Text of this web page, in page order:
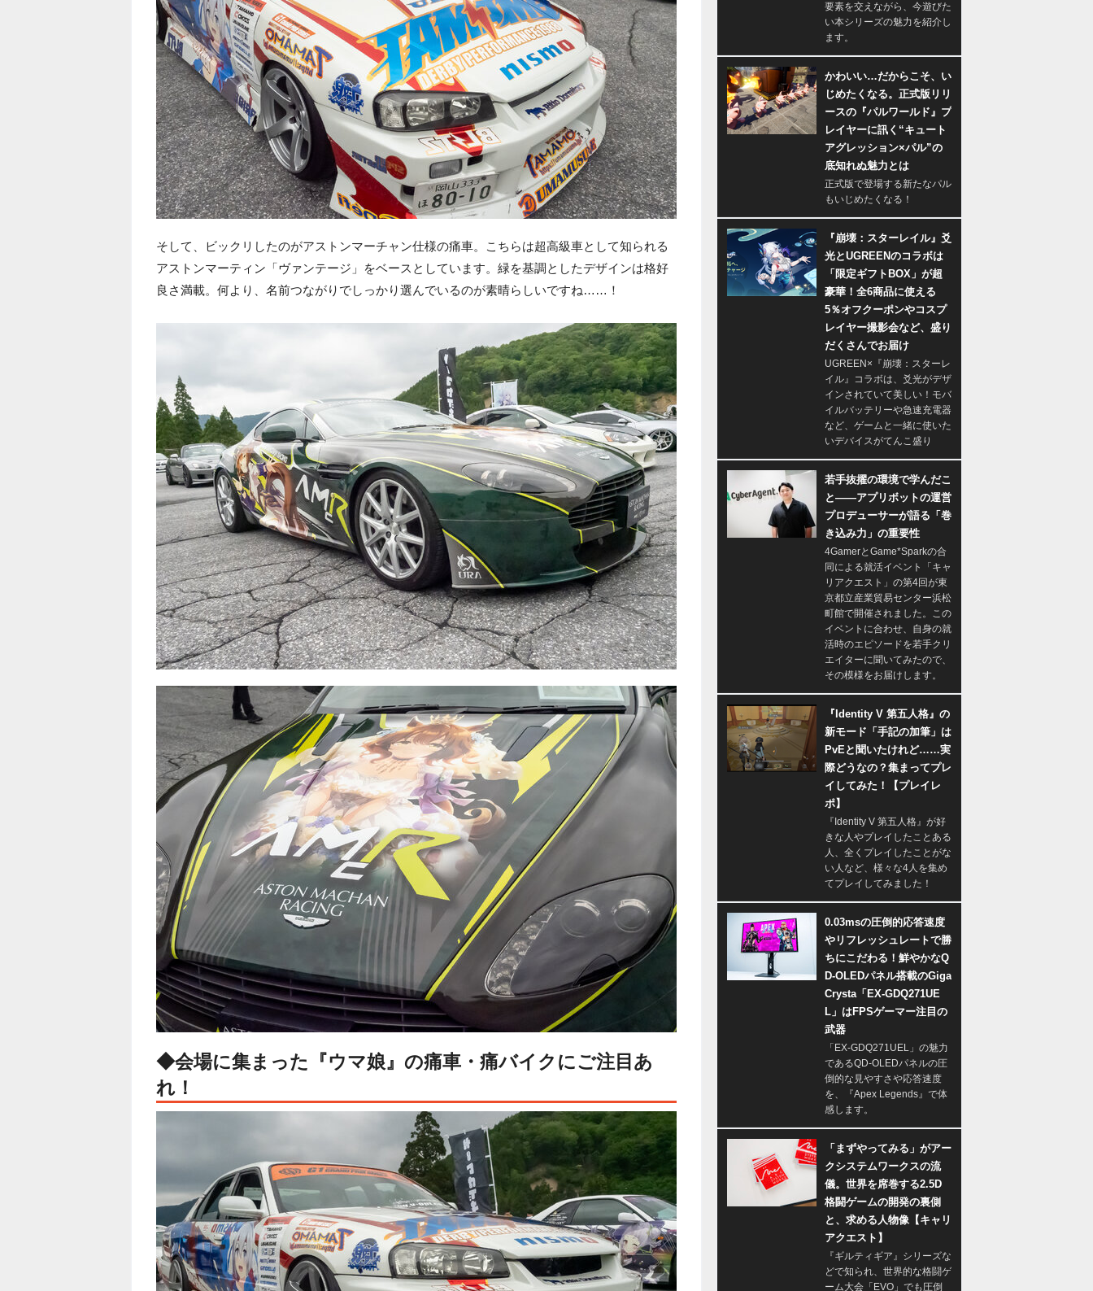
そして、ビックリしたのがアストンマーチャン仕様の痛車。こちらは超高級車として知られる
アストンマーティン「ヴァンテージ」をベースとしています。緑を基調としたデザインは格好
良さ満載。何より、名前つながりでしっかり選んでいるのが素晴らしいですね……！
◆会場に集まった『ウマ娘』の痛車・痛バイクにご注目あ
れ！
要素を交えながら、今遊びた
い本シリーズの魅力を紹介し
ます。
かわいい…だからこそ、い
じめたくなる。正式版リリ
ースの『パルワールド』プ
レイヤーに訊く“キュート
アグレッション×パル”の
底知れぬ魅力とは
正式版で登場する新たなパル
もいじめたくなる！
『崩壊：スターレイル』爻
光とUGREENのコラボは
「限定ギフトBOX」が超
豪華！全6商品に使える
5％オフクーポンやコスプ
レイヤー撮影会など、盛り
だくさんでお届け
UGREEN×『崩壊：スターレ
イル』コラボは、爻光がデザ
インされていて美しい！モバ
イルバッテリーや急速充電器
など、ゲームと一緒に使いた
いデバイスがてんこ盛り
若手抜擢の環境で学んだこ
と――アプリボットの運営
プロデューサーが語る「巻
き込み力」の重要性
4GamerとGame*Sparkの合
同による就活イベント「キャ
リアクエスト」の第4回が東
京都立産業貿易センター浜松
町館で開催されました。この
イベントに合わせ、自身の就
活時のエピソードを若手クリ
エイターに聞いてみたので、
その模様をお届けします。
『Identity V 第五人格』の
新モード「手記の加筆」は
PvEと聞いたけれど……実
際どうなの？集まってプレ
イしてみた！【プレイレ
ポ】
『Identity V 第五人格』が好
きな人やプレイしたことある
人、全くプレイしたことがな
い人など、様々な4人を集め
てプレイしてみました！
0.03msの圧倒的応答速度
やリフレッシュレートで勝
ちにこだわる！鮮やかなQ
D-OLEDパネル搭載のGiga
Crysta「EX-GDQ271UE
L」はFPSゲーマー注目の
武器
「EX-GDQ271UEL」の魅力
であるQD-OLEDパネルの圧
倒的な見やすさや応答速度
を、『Apex Legends』で体
感します。
「まずやってみる」がアー
クシステムワークスの流
儀。世界を席巻する2.5D
格闘ゲームの開発の裏側
と、求める人物像【キャリ
アクエスト】
『ギルティギア』シリーズな
どで知られ、世界的な格闘ゲ
ーム大会「EVO」でも圧倒